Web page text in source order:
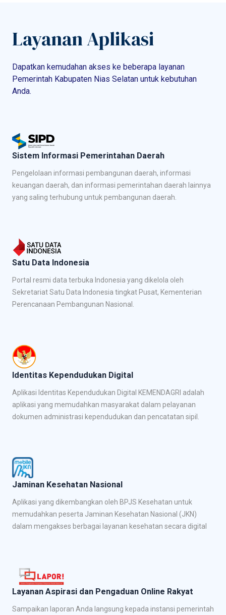
Layanan Aplikasi
Dapatkan kemudahan akses ke beberapa layanan
Pemerintah Kabupaten Nias Selatan untuk kebutuhan
Anda.
Sistem Informasi Pemerintahan Daerah
Pengelolaan informasi pembangunan daerah, informasi
keuangan daerah, dan informasi pemerintahan daerah lainnya
yang saling terhubung untuk pembangunan daerah.
Satu Data Indonesia
Portal resmi data terbuka Indonesia yang dikelola oleh
Sekretariat Satu Data Indonesia tingkat Pusat, Kementerian
Perencanaan Pembangunan Nasional.
Identitas Kependudukan Digital
Aplikasi Identitas Kependudukan Digital KEMENDAGRI adalah
aplikasi yang memudahkan masyarakat dalam pelayanan
dokumen administrasi kependudukan dan pencatatan sipil.
Jaminan Kesehatan Nasional
Aplikasi yang dikembangkan oleh BPJS Kesehatan untuk
memudahkan peserta Jaminan Kesehatan Nasional (JKN)
dalam mengakses berbagai layanan kesehatan secara digital
Layanan Aspirasi dan Pengaduan Online Rakyat
Sampaikan laporan Anda langsung kepada instansi pemerintah